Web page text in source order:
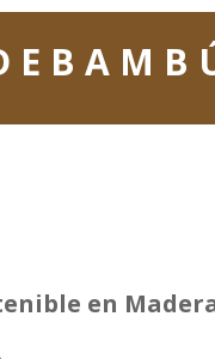
E B A M B
en